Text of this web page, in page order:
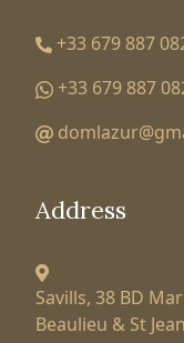
+33 679 887
+33 679 887
Address
Savills, 38 BD
Beaulieu & St